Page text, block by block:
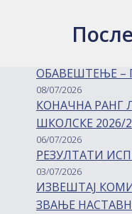
ОБАВЕШТЕЊЕ –
08/07/2026
КОНАЧНА РАНГ
ШКОЛСКЕ 2026/
06/07/2026
РЕЗУЛТАТИ
03/07/2026
ИЗВЕШТАЈ
ЗВАЊЕ